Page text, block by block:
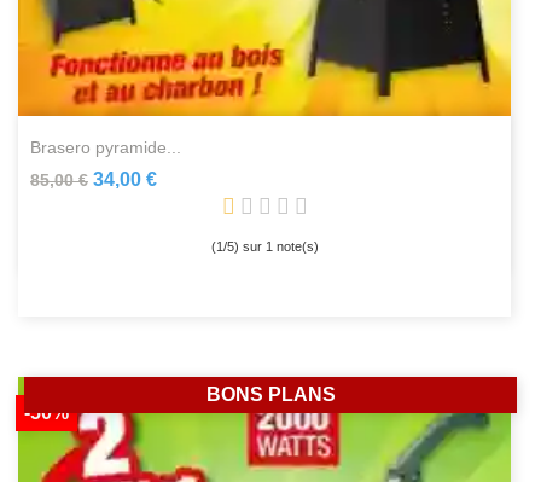
brasero pyramide...
85,00 € 34,00 €
(1/5) sur 1note(s)
-50%
BONS PLANS